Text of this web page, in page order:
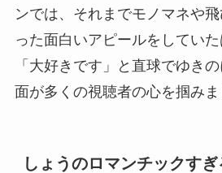
ンでは、それまでモノマネや
った面白いアピールをしてい
「大好きです」と直球でゆき
面が多くの視聴者の心を掴みま
しょうのロマンチックす